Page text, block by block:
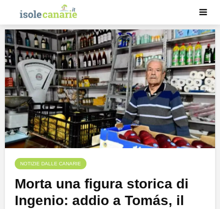
NOTIZIE DALLE CANARIE
Morta una figura storica di
Ingenio: addio a Tomás, il